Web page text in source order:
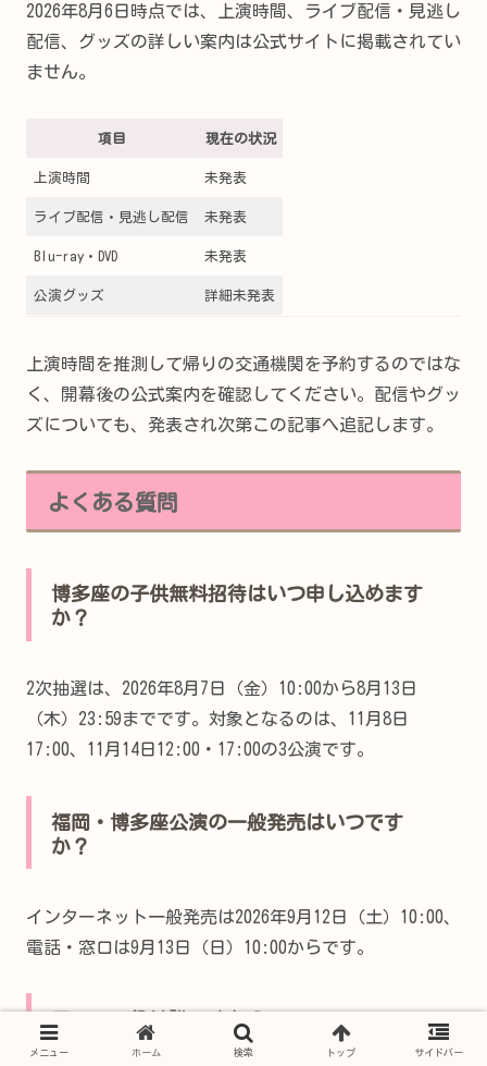
2026年8月6日時点では、上演時間、ライブ配信・見逃し
配信、グッズの詳しい案内は公式サイトに掲載されてい
ません。
項目 現在の状況
上演時間 未発表
ライブ配信・見逃し配信 未発表
Blu-ray・DVD 未発表
公演グッズ 詳細未発表
上演時間を推測して帰りの交通機関を予約するのではな
く、開幕後の公式案内を確認してください。配信やグッ
ズについても、発表され次第この記事へ追記します。
よくある質問
博多座の子供無料招待はいつ申し込めます
か？
2次抽選は、2026年8月7日（金）10:00から8月13日
（木）23:59までです。対象となるのは、11月8日
17:00、11月14日12:00・17:00の3公演です。
福岡・博多座公演の一般発売はいつです
か？
インターネット一般発売は2026年9月12日（土）10:00、
電話・窓口は9月13日（日）10:00からです。
アーニャ役は誰ですか？
メニュー ホーム 検索 トップ サイドバー